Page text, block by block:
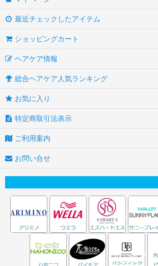
最近チェックしたアイテム
ショッピングカート
ヘアケア情報
総合ヘアケア人気ランキング
お気に入り
特定商取引法表示
ご利用案内
お問い合せ